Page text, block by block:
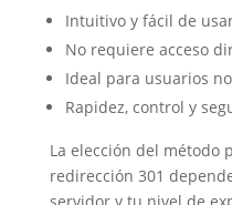
Intuitivo y fácil de
No requiere acceso
Ideal para usuarios
Rapidez, control y
La elección del método
redirección 301